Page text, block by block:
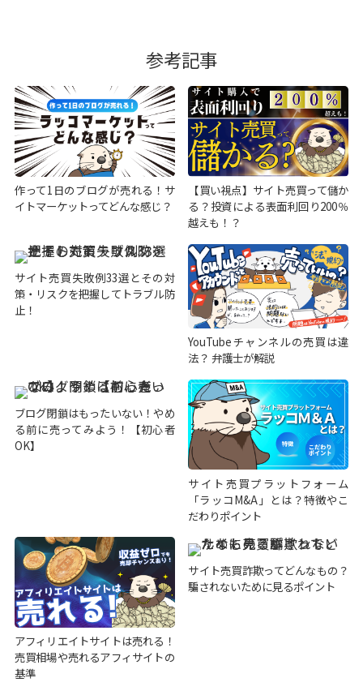
参考記事
作って1日のブログが売れる！サ
イトマーケットってどんな感じ？
【買い視点】サイト売買って儲か
る？投資による表面利回り200％
越えも！？
サイト売買失敗例33選とその対
策・リスクを把握してトラブル防
止！
YouTubeチャンネルの売買は違
法？ 弁護士が解説
ブログ閉鎖はもったいない！やめ
る前に売ってみよう！【初心者
OK】
サイト売買プラットフォーム
「ラッコM&A」とは？特徴やこ
だわりポイント
アフィリエイトサイトは売れる！
売買相場や売れるアフィサイトの
基準
サイト売買詐欺ってどんなもの？
騙されないために見るポイント